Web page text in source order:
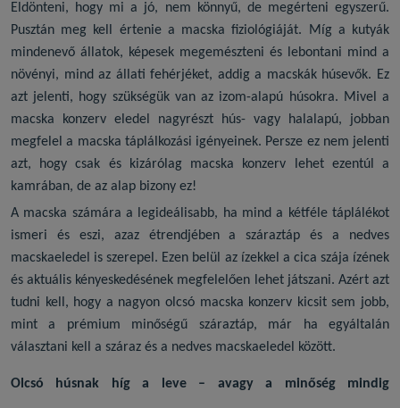
Eldönteni, hogy mi a jó, nem könnyű, de megérteni egyszerű.
Pusztán meg kell értenie a macska fiziológiáját. Míg a kutyák
mindenevő állatok, képesek megemészteni és lebontani mind a
növényi, mind az állati fehérjéket, addig a macskák húsevők. Ez
azt jelenti, hogy szükségük van az izom-alapú húsokra. Mivel a
macska konzerv eledel nagyrészt hús- vagy halalapú, jobban
megfelel a macska táplálkozási igényeinek. Persze ez nem jelenti
azt, hogy csak és kizárólag macska konzerv lehet ezentúl a
kamrában, de az alap bizony ez!
A macska számára a legideálisabb, ha mind a kétféle táplálékot
ismeri és eszi, azaz étrendjében a száraztáp és a nedves
macskaeledel is szerepel. Ezen belül az ízekkel a cica szája ízének
és aktuális kényeskedésének megfelelően lehet játszani. Azért azt
tudni kell, hogy a nagyon olcsó macska konzerv kicsit sem jobb,
mint a prémium minőségű száraztáp, már ha egyáltalán
választani kell a száraz és a nedves macskaeledel között.
Olcsó húsnak híg a leve – avagy a minőség mindig